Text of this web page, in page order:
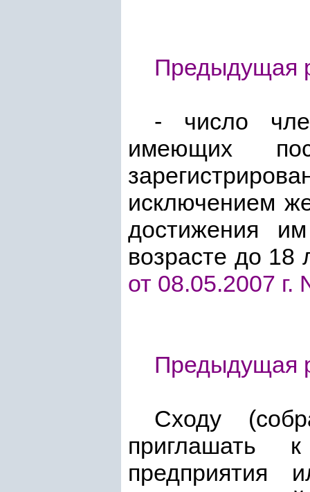
Предыдущая
- число
имеющих
исключением
достижения
возрасте до 18
от 08.05.2007
Предыдущая
Сходу
приглашать
предприятия